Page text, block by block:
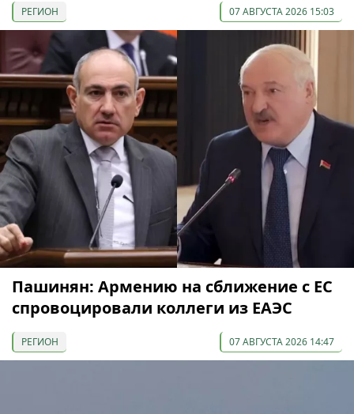
РЕГИОН 07 АВГУСТА 2026 15:03
Пашинян: Армению на сближение с ЕС
спровоцировали коллеги из ЕАЭС
РЕГИОН 07 АВГУСТА 2026 14:47